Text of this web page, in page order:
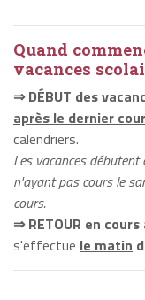
Quand
vacances
⇒ DÉBUT des
après le dernier
calendriers.
Les vacances
n'ayant pas cours le
cours.
⇒ RETOUR en
s'effectue le matin